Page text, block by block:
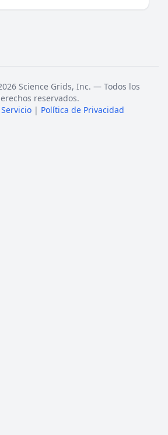
Science Grids, Inc. — Todos los
reservados.
| Política de Privacidad